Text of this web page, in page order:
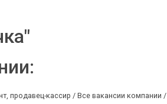
продавец-кассир / Все вакансии компании /